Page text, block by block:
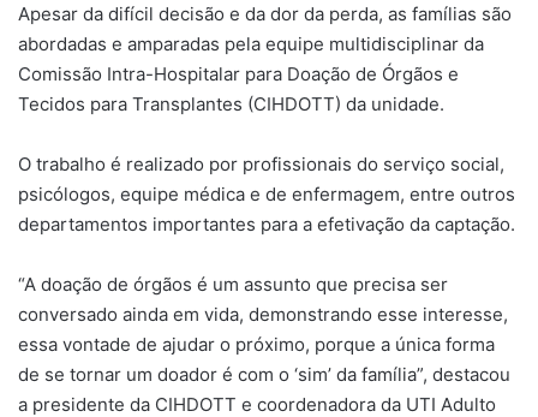
Apesar da difícil decisão e da dor da perda, as famílias são
abordadas e amparadas pela equipe multidisciplinar da
Comissão Intra-Hospitalar para Doação de Órgãos e
Tecidos para Transplantes (CIHDOTT) da unidade.
O trabalho é realizado por profissionais do serviço social,
psicólogos, equipe médica e de enfermagem, entre outros
departamentos importantes para a efetivação da captação.
“A doação de órgãos é um assunto que precisa ser
conversado ainda em vida, demonstrando esse interesse,
essa vontade de ajudar o próximo, porque a única forma
de se tornar um doador é com o ‘sim’ da família”, destacou
a presidente da CIHDOTT e coordenadora da UTI Adulto